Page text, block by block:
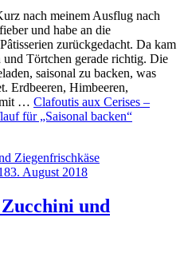
nach meinem Ausflug nach
und habe an die
zurückgedacht. Da kam
Törtchen gerade richtig. Die
saisonal zu backen, was
Erdbeeren, Himbeeren,
mit … Clafoutis aux Cerises –
für „Saisonal backen“
3. August 2018
und